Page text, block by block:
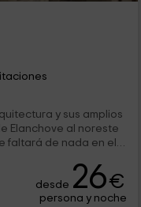
y sus amplios
Elanchove al noreste
faltará de nada en el
desde 26€
persona y noche